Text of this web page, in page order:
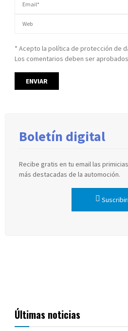
* Acepto la política de protección de
Los comentarios deben ser
Boletín digital
Recibe gratis en tu email las
más destacadas de la automoción.
Últimas noticias